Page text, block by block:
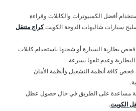
أفضل الكمبيوترات والكابلات وقراءة
سيارات شاليهات الدوحة الكويتكراج متنقل
بطارية السيارة أو شحنها باستخدام كابلات
وعدم تلفها بسرعة.
كافة أنظمة التشغيل وأنظمة الأمان
مساعدة على الطريق في حال حصول عطل
الكويت.